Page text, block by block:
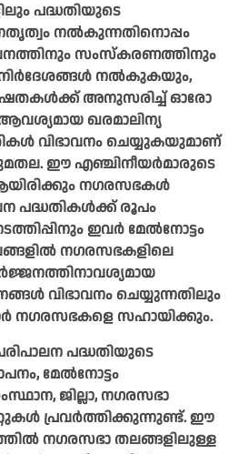
പദ്ധതിയുടെ
നൽകുന്നതിനൊപ്പം
സംസ്കരണത്തിനും
നല്‍കുകയും,
അനുസരിച്ച് ഓരോ
ഖരമാലിന്യ
വിഭാവനം ചെയ്യുകയുമാണ്
ഈ എഞ്ചിനീയര്‍മാരുടെ
നഗരസഭകള്‍
പദ്ധതികള്‍ക്ക് രൂപം
ഇവര്‍ മേല്‍നോട്ടം
നഗരസഭകളിലെ
വിഭാവനം ചെയ്യുന്നതിലും
നഗരസഭകളെ സഹായിക്കും.
പദ്ധതിയുടെ
മേല്‍നോട്ടം
ജില്ലാ, നഗരസഭാ
പ്രവര്‍ത്തിക്കുന്നുണ്ട്. ഈ
നഗരസഭാ തലങ്ങളിലുള്ള